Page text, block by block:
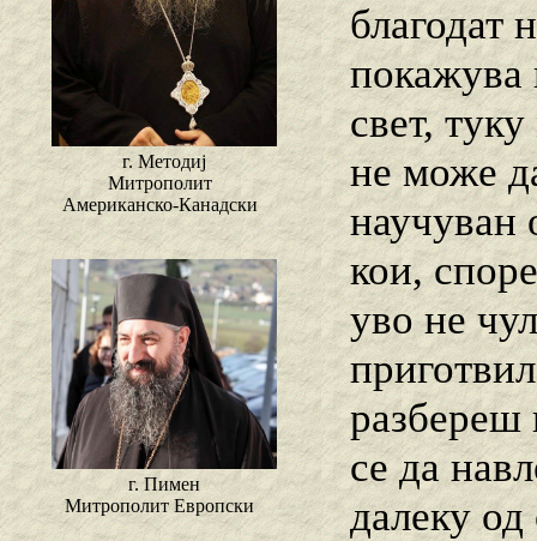
г. Методиј
Митрополит
Американско-Канадски
г. Пимен
Митрополит Европски
благодат
покажува
свет,
не може
научуван
кои,
уво не
разбереш
се да
далеку